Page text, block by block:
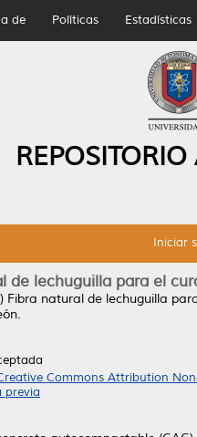
de Políticas Estadísticas
Iniciar
de lechuguilla para el
Fibra natural de lechuguilla
Commons Attribution
previa